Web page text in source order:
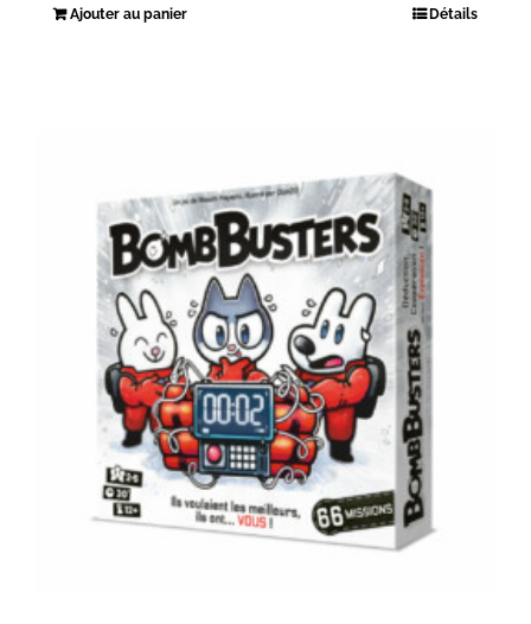
Ajouter au panier Détails